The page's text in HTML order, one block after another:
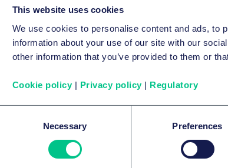
This website uses cookies
We use cookies to personalise content and ads, to
information about your use of our site with our
other information that you’ve provided to them or
Cookie policy | Privacy policy | Regulatory
Necessary Preferences
Brennstoffen basierenden
Wir gehen davon aus, dass
Windstromerzeugung
aus, dass das Gesetz und die
Onshore-Wind- und
Tagesordnung, und wir
Entwicklern an Projekten.